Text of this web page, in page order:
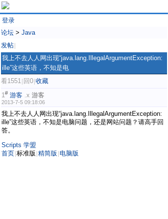
登录
论坛 > Java
发帖
我上不去人人网出现“java.lang.IllegalArgumentException:
ille”这些英语，不知是电
看1551 回0 收藏
1# 游客 .x 游客
2013-7-5 09:18:06
我上不去人人网出现“java.lang.IllegalArgumentException:
ille”这些英语，不知是电脑问题，还是网站问题？请高手回
答。
Scripts 学盟
首页 标准版 精简版 电脑版